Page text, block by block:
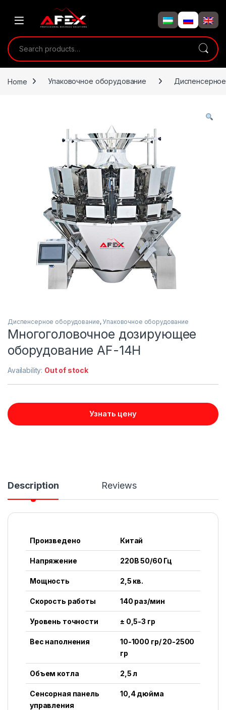
Search for:
Home Упаковочное оборудование
Диспенсерное оборудование, Упаковочное оборудование
Многоголовочное дозирующее
оборудование AF-14H
Availability: Out of stock
Узнать цену
Description Reviews
Произведено Китай
Напряжение 220В 50/60 Гц
Мощность 2,5 кв.
Скорость работы 140 раз/мин
Уровень точности ± 0,5-3 гр
Вес наполнения
10-1000 гр/ 20-2500
гр
Объем котла 2,5 л
Сенсорная панель
управления
10,4 дюйма